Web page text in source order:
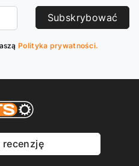
Subskrybować
Polityka prywatności.
recenzję